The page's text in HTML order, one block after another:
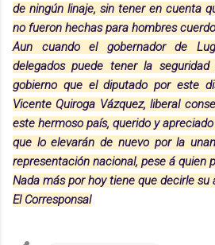
de ningún linaje, sin tener en cuenta
no fueron hechas para hombres
Aun cuando el gobernador de
delegados puede tener la
gobierno que el diputado por este
Vicente Quiroga Vázquez, liberal
este hermoso país, querido y
que lo elevarán de nuevo por la
representación nacional, pese á quien
Nada más por hoy tiene que decirle su
El Corresponsal